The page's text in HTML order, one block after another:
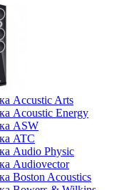
Accustic Arts
Acoustic Energy
ASW
ATC
Audio Physic
Audiovector
Boston Acoustics